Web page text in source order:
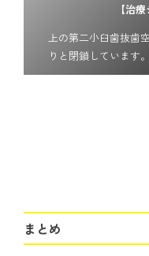
【治
上の第二小臼歯抜歯
りと閉鎖しています。
まとめ